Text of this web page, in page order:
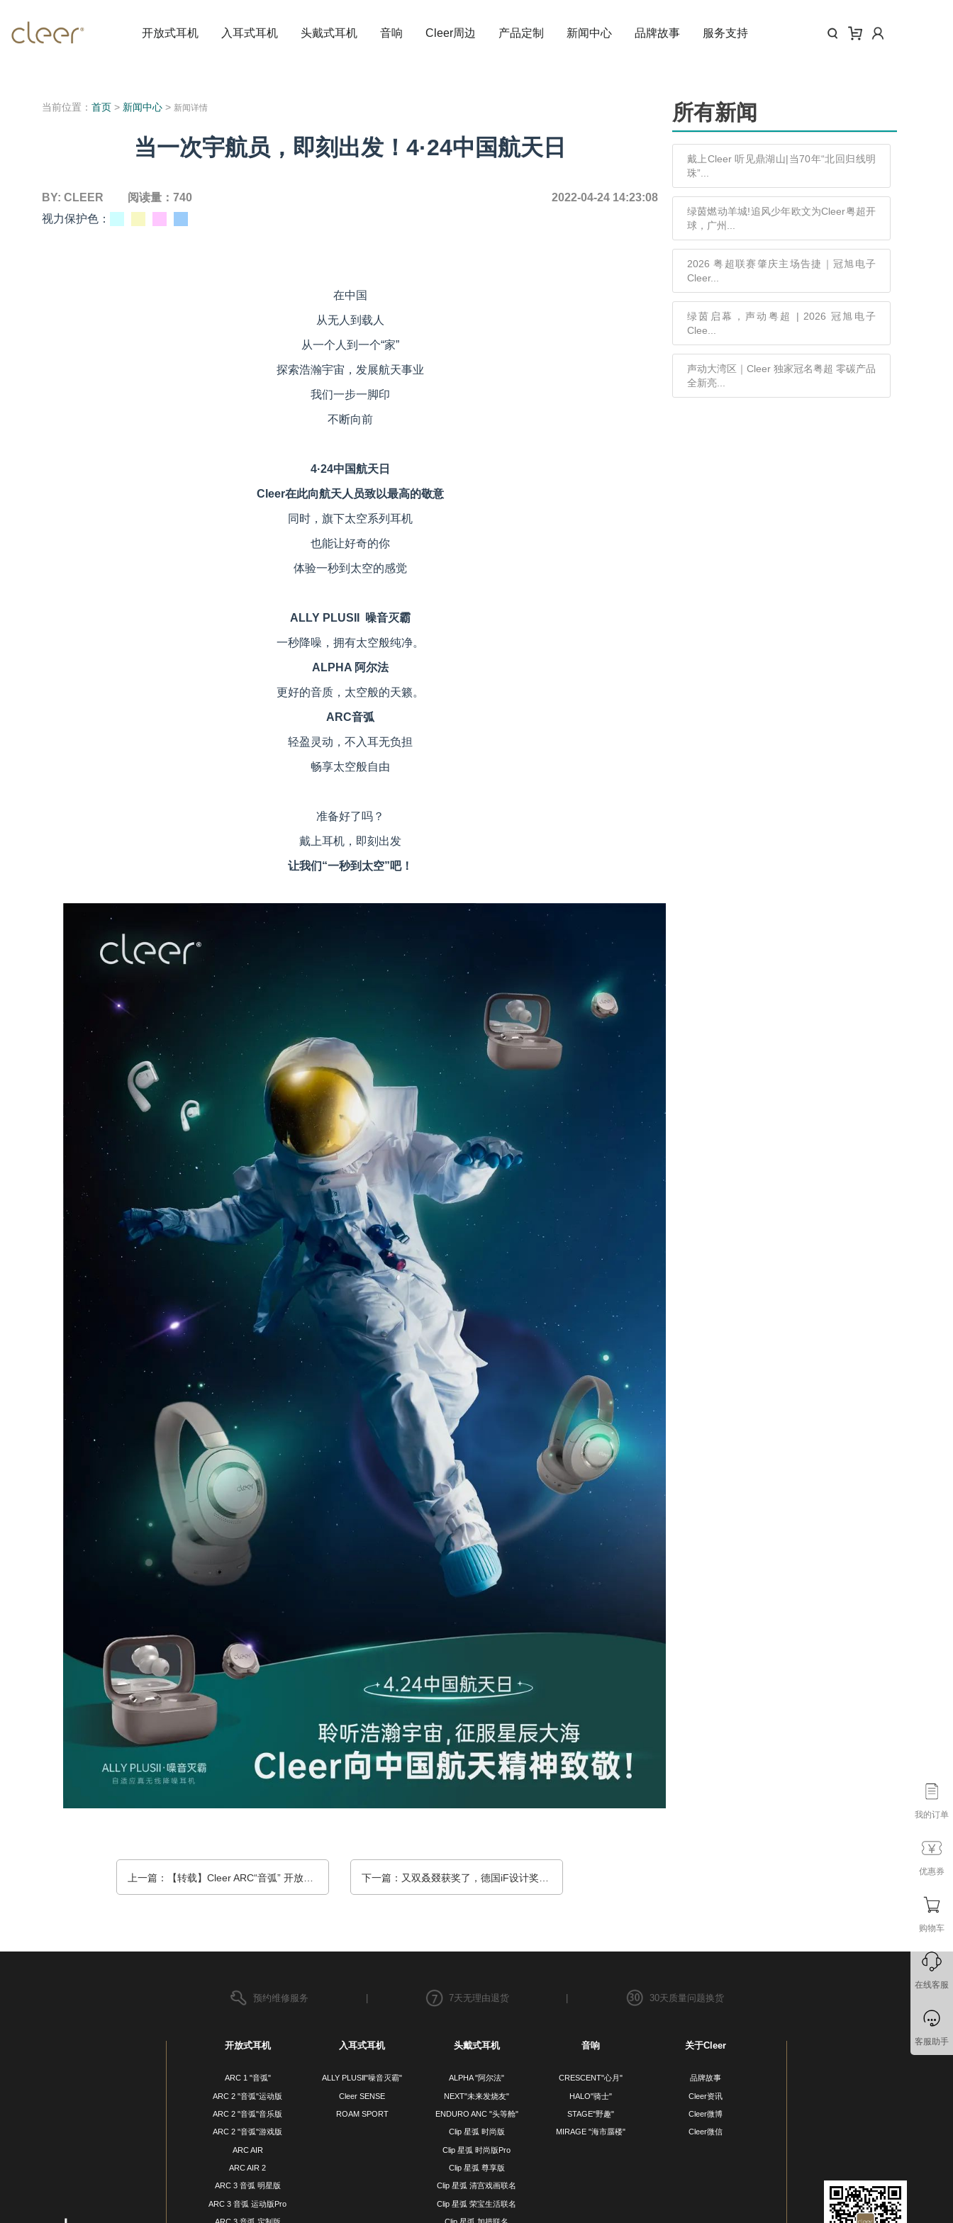
开放式耳机 入耳式耳机 头戴式耳机 音响 Cleer周边 产品定制 新闻中心 品牌故事 服务支持
当前位置： 首页 > 新闻中心 > 新闻详情
当一次宇航员，即刻出发！4·24中国航天日
BY: CLEER 阅读量： 740
2022-04-24 14:23:08
视力保护色：
在中国
从无人到载人
从一个人到一个“家”
探索浩瀚宇宙，发展航天事业
我们一步一脚印
不断向前
4·24中国航天日
Cleer在此向航天人员致以最高的敬意
同时，旗下太空系列耳机
也能让好奇的你
体验一秒到太空的感觉
ALLY PLUSII 噪音灭霸
一秒降噪，拥有太空般纯净。
ALPHA 阿尔法
更好的音质，太空般的天籁。
ARC音弧
轻盈灵动，不入耳无负担
畅享太空般自由
准备好了吗？
戴上耳机，即刻出发
让我们“一秒到太空”吧！
上一篇：【转载】Cleer ARC“音弧” 开放式真无线蓝牙耳机评测，全开放式听音体验，前后出音孔设计
所有新闻
戴上Cleer 听见鼎湖山|当70年“北回归线明
珠”...
绿茵燃动羊城!追风少年欧文为Cleer粤超开
球，广州...
2026 粤超联赛肇庆主场告捷｜冠旭电子
Cleer...
绿茵启幕，声动粤超 | 2026 冠旭电子
Clee...
声动大湾区｜Cleer 独家冠名粤超 零碳产品
全新亮...
预约维修服务 | 7天无理由退货 | 30天质量问题换货
开放式耳机
ARC 1 "音弧"
ARC 2 "音弧"运动版
ARC 2 "音弧"音乐版
ARC 2 "音弧"游戏版
ARC AIR
ARC AIR 2
ARC 3 音弧 明星版
ARC 3 音弧 运动版Pro
入耳式耳机
ALLY PLUSⅡ"噪音灭霸"
Cleer SENSE
ROAM SPORT
头戴式耳机
ALPHA "阿尔法"
NEXT"未来发烧友"
ENDURO ANC "头等舱"
Clip 星弧 时尚版
Clip 星弧 时尚版Pro
Clip 星弧 尊享版
Clip 星弧 清宫戏画联名
Clip 星弧 荣宝生活联名
音响
CRESCENT"心月"
HALO"骑士"
STAGE"野趣"
MIRAGE "海市蜃楼"
关于Cleer
品牌故事
Cleer资讯
Cleer微博
Cleer微信
我的订单
优惠券
购物车
在线客服
客服助手